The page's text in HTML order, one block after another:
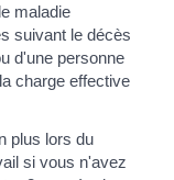
maladie
suivant le décès
d'une personne
charge effective
plus lors du
si vous n'avez